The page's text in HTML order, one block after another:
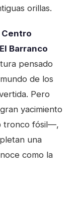
orillas.
Centro
El Barranco
pensado
de los
Pero
yacimiento
tronco fósil—,
una
como la